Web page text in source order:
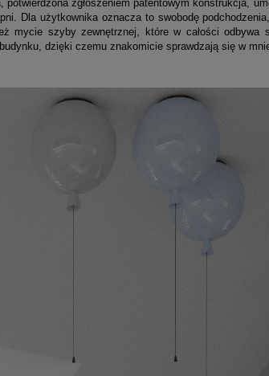
zgłoszeniem patentowym konstrukcja,
Dla użytkownika oznacza to swobodę
mycie szyby zewnętrznej, które w całości odbywa
dzięki czemu znakomicie sprawdzają się w